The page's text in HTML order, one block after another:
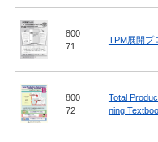
800
71
TPM展開
800
72
Total
ning